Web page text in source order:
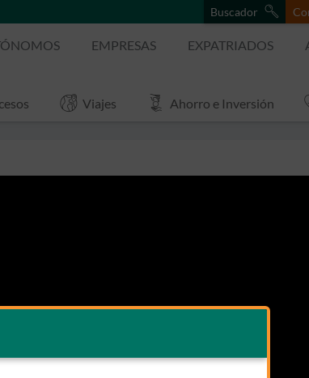
Buscador
Viajes Ahorro e Inversión
EMPRESAS EXPATRIADOS